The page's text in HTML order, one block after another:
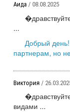
Аида / 08.08.2025
...
Добрый
партнерам, но
Виктория /
видами ...